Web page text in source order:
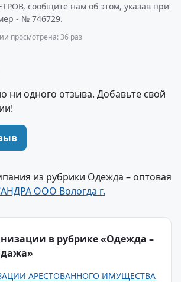
сообщите нам об этом, указав при
- № 746729.
просмотрена: 36 раз
ни одного отзыва. Добавьте свой
из рубрики Одежда – оптовая
ООО Вологда г.
в рубрике «Одежда –
АРЕСТОВАННОГО ИМУЩЕСТВА